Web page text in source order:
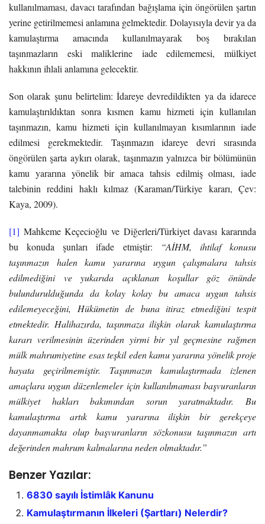
kullanılmaması, davacı tarafından bağışlama için öngörülen şartın
yerine getirilmemesi anlamına gelmektedir. Dolayısıyla devir ya da
kamulaştırma amacında kullanılmayarak boş bırakılan
taşınmazların eski maliklerine iade edilememesi, mülkiyet
hakkının ihlali anlamına gelecektir.
Son olarak şunu belirtelim: İdareye devredildikten ya da idarece
kamulaştırıldıktan sonra kısmen kamu hizmeti için kullanılan
taşınmazın, kamu hizmeti için kullanılmayan kısımlarının iade
edilmesi gerekmektedir. Taşınmazın idareye devri sırasında
öngörülen şarta aykırı olarak, taşınmazın yalnızca bir bölümünün
kamu yararına yönelik bir amaca tahsis edilmiş olması, iade
talebinin reddini haklı kılmaz (Karaman/Türkiye kararı, Çev:
Kaya, 2009).
[1] Mahkeme Keçecioğlu ve Diğerleri/Türkiyet davası kararında
bu konuda şunları ifade etmiştir:
“AİHM, ihtilaf konusu
taşınmazın halen kamu yararına uygun çalışmalara tahsis
edilmediğini ve yukarıda açıklanan koşullar göz önünde
bulundurulduğunda da kolay kolay bu amaca uygun tahsis
edilemeyeceğini, Hükümetin de buna itiraz etmediğini tespit
etmektedir. Halihazırda, taşınmaza ilişkin olarak kamulaştırma
kararı verilmesinin üzerinden yirmi bir yıl geçmesine rağmen
mülk mahrumiyetine esas teşkil eden kamu yararına yönelik proje
hayata geçirilmemiştir. Taşınmazın kamulaştırmada izlenen
amaçlara uygun düzenlemeler için kullanılmaması başvuranların
mülkiyet hakları bakımından sorun yaratmaktadır. Bu
kamulaştırma artık kamu yararına ilişkin bir gerekçeye
dayanmamakta olup başvuranların sözkonusu taşınmazın artı
değerinden mahrum kalmalarına neden olmaktadır.”
Benzer Yazılar:
6830 sayılı İstimlâk Kanunu
Kamulaştırmanın İlkeleri (Şartları) Nelerdir?